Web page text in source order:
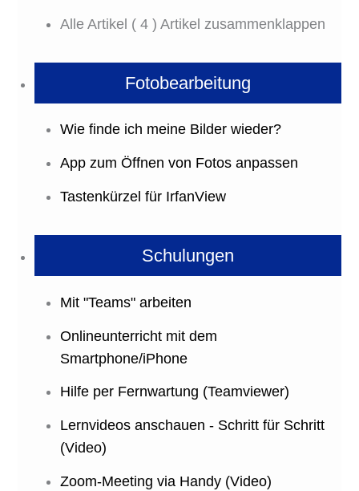
Alle Artikel ( 4 ) Artikel zusammenklappen
Fotobearbeitung
Wie finde ich meine Bilder wieder?
App zum Öffnen von Fotos anpassen
Tastenkürzel für IrfanView
Schulungen
Mit "Teams" arbeiten
Onlineunterricht mit dem
Smartphone/iPhone
Hilfe per Fernwartung (Teamviewer)
Lernvideos anschauen - Schritt für Schritt
(Video)
Zoom-Meeting via Handy (Video)